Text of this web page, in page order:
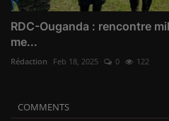
RDC-Ouganda : rencontre
me...
Rédaction Feb 18, 2025 0 122
COMMENTS